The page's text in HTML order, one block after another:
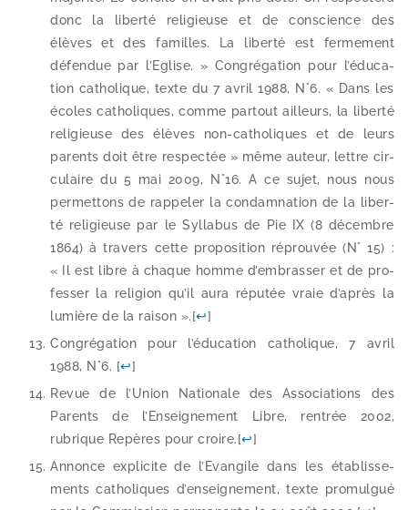
donc la liber­té reli­gieuse et de conscience des
élèves et des familles. La liber­té est fer­me­ment
défen­due par l’Eglise. » Congrégation pour l’é­du­ca­
tion catho­lique, texte du 7 avril 1988, N°6. « Dans les
écoles catho­liques, comme par­tout ailleurs, la liber­té
reli­gieuse des élèves non-​catholiques et de leurs
parents doit être res­pec­tée » même auteur, lettre cir­
cu­laire du 5 mai 2009, N°16. A ce sujet, nous nous
per­met­tons de rap­pe­ler la condam­na­tion de la liber­
té reli­gieuse par le Syllabus de Pie IX (8 décembre
1864) à tra­vers cette pro­po­si­tion réprou­vée (N° 15) :
« Il est libre à chaque homme d’embrasser et de pro­
fes­ser la reli­gion qu’il aura répu­tée vraie d’a­près la
lumière de la rai­son ».[↩]
Congrégation pour l’é­du­ca­tion catho­lique, 7 avril
1988, N°6. [↩]
Revue de l’Union Nationale des Associations des
Parents de l’Enseignement Libre, ren­trée 2002,
rubrique Repères pour croire.[↩]
Annonce expli­cite de l’Evangile dans les éta­blis­se­
ments catho­liques d’en­sei­gne­ment, texte pro­mul­gué